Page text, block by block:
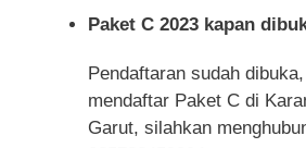
Paket C 2023 kapan
Pendaftaran sudah
mendaftar Paket C di
Garut, silahkan